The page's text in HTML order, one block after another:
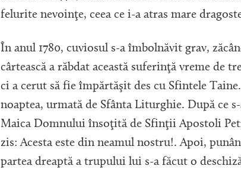
felurite nevoinţe, ceea ce i-a atras mare
În anul 1780, cuviosul s-a îmbolnăvit grav,
cârtească a răbdat această suferinţă vreme de
ci a cerut să fie împărtăşit des cu Sfintele
noaptea, urmată de Sfânta Liturghie. După ce
Maica Domnului însoţită de Sfinţii Apostoli
zis: Acesta este din neamul nostru!. Apoi,
partea dreaptă a trupului lui s-a făcut o